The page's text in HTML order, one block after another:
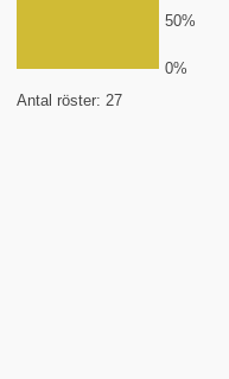
50%
0%
Antal röster: 27